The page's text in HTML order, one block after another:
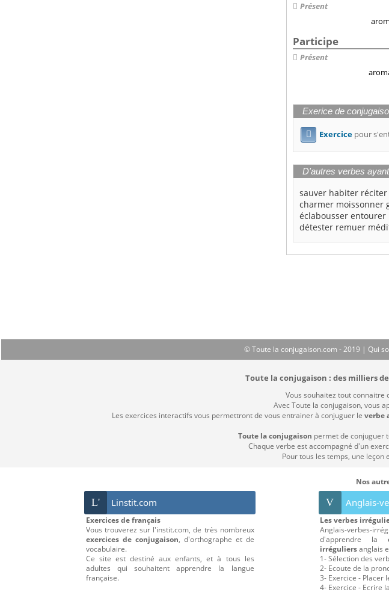
Présent
Participe
Présent
Exerice de
 Exercice pour
D'autres verbes
sauver habiter réciter
charmer moissonner
éclabousser entourer
détester remuer
© Toute la conjugaison.com - 2019 | Qui
Toute la conjugaison : des milliers
Vous souhaitez tout connaitre
Avec Toute la conjugaison, vous
Les exercices interactifs vous permettront de vous entrainer à conjuguer le verbe
Toute la conjugaison permet de conjuguer
Chaque verbe est accompagné d'un
Pour tous les temps, une leçon
Nos
L' Linstit.com
Exercices de français
Vous trouverez sur l'instit.com, de très nombreux
exercices de conjugaison, d'orthographe et de
vocabulaire.
Ce site est destiné aux enfants, et à tous les
adultes qui souhaitent apprendre la langue
française.
V Anglais-
Les verbes
Anglais-
d'apprendre la
irréguliersanglais
1- Sélection des
2- Ecoute de la
3- Exercice - Placer
4- Exercice - Ecrire